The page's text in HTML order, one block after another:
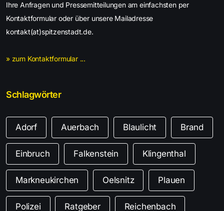
Ihre Anfragen und Pressemitteilungen am einfachsten per
Kontaktformular oder über unsere Mailadresse
kontakt(at)spitzenstadt.de.
» zum Kontaktformular ...
Schlagwörter
Adorf Auerbach Blaulicht Brand
Einbruch Falkenstein Klingenthal
Markneukirchen Oelsnitz Plauen
Polizei Ratgeber Reichenbach